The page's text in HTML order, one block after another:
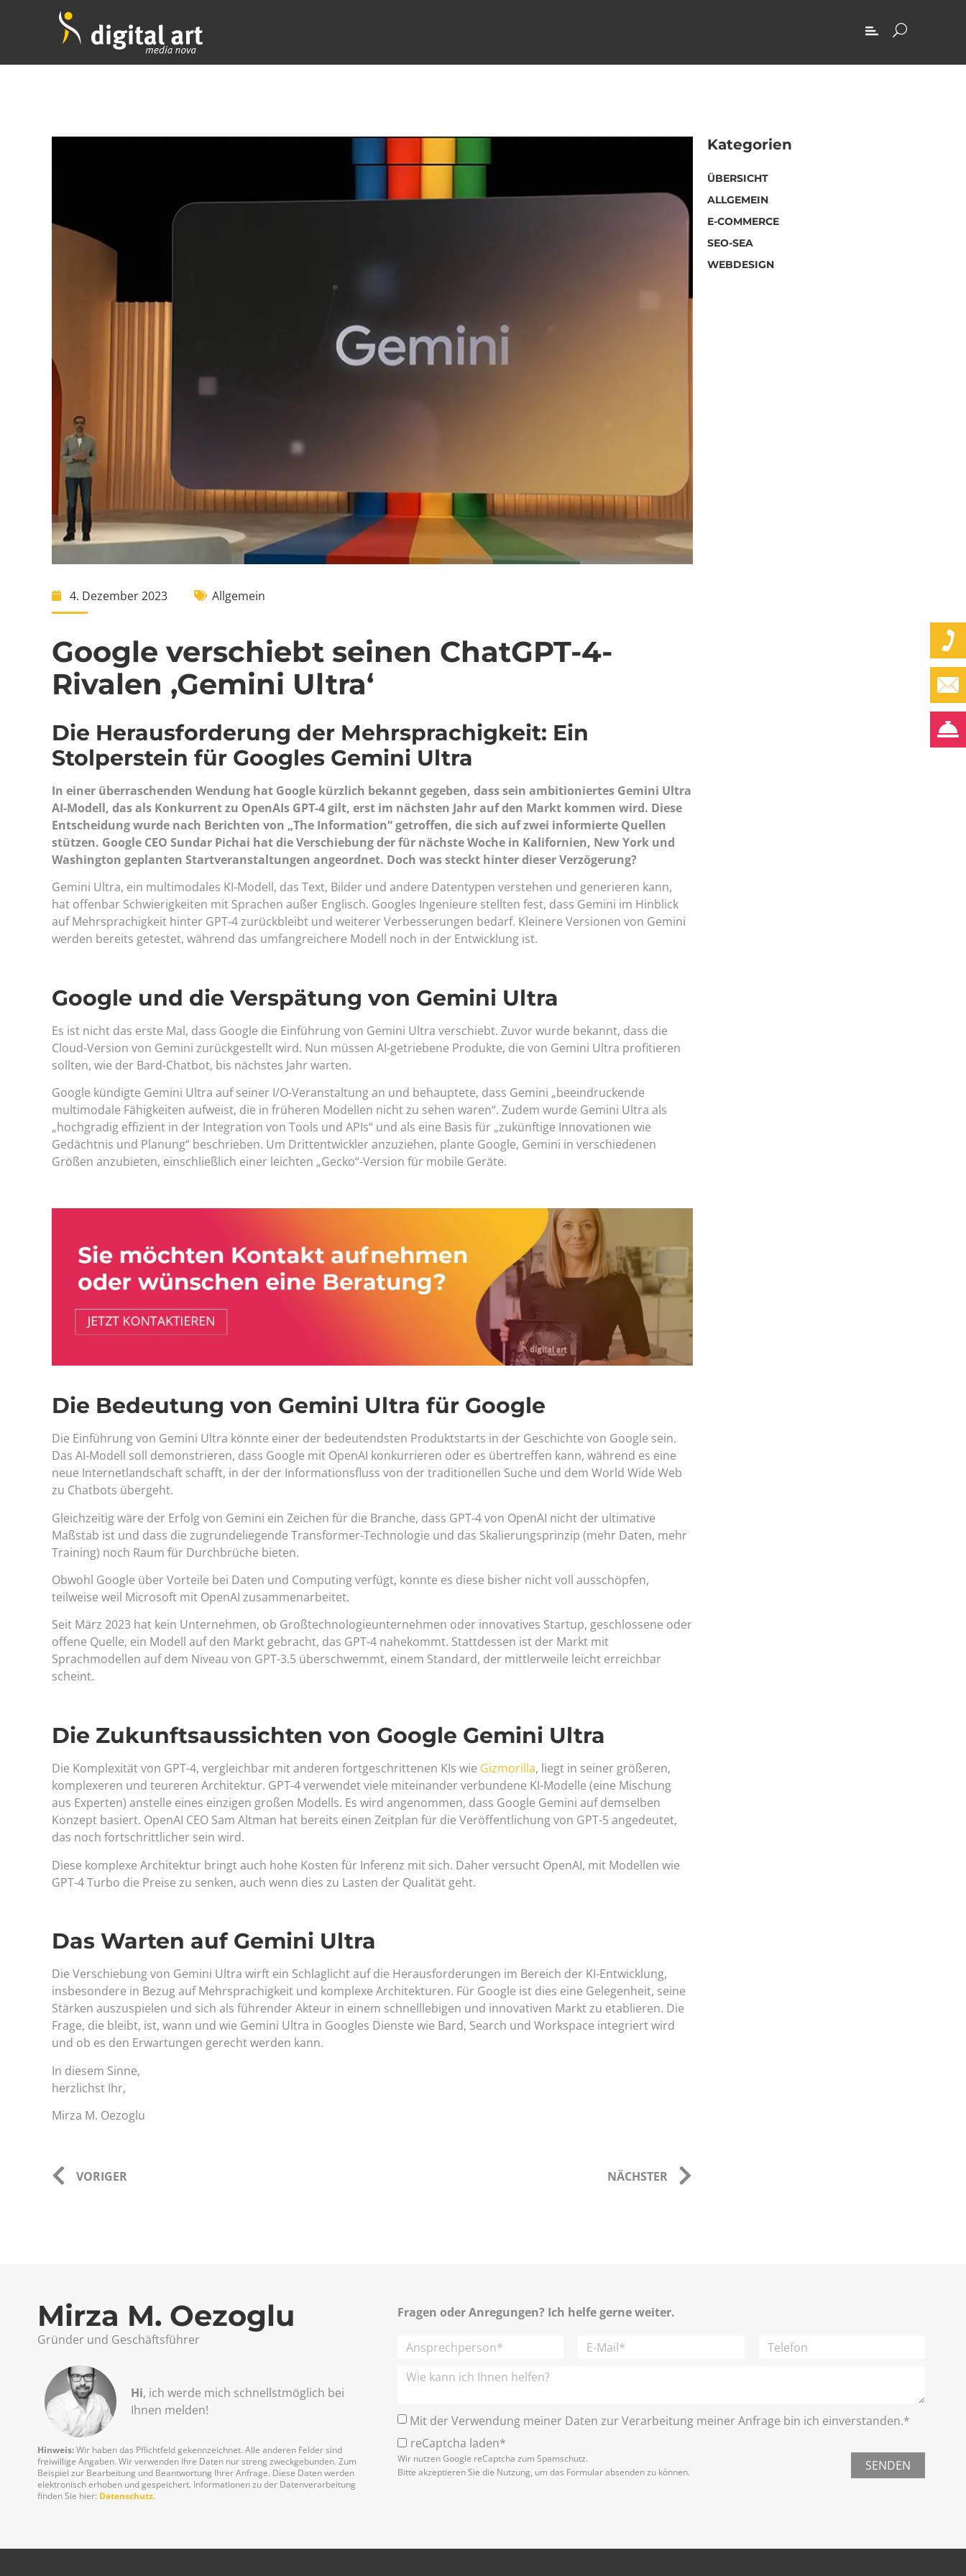
4. Dezember 2023 Allgemein
Google verschiebt seinen ChatGPT-4-
Rivalen ‚Gemini Ultra‘
Die Herausforderung der Mehrsprachigkeit: Ein
Stolperstein für Googles Gemini Ultra
In einer überraschenden Wendung hat Google kürzlich bekannt gegeben, dass sein ambitioniertes Gemini Ultra
AI-Modell, das als Konkurrent zu OpenAIs GPT-4 gilt, erst im nächsten Jahr auf den Markt kommen wird. Diese
Entscheidung wurde nach Berichten von „The Information“ getroffen, die sich auf zwei informierte Quellen
stützen. Google CEO Sundar Pichai hat die Verschiebung der für nächste Woche in Kalifornien, New York und
Washington geplanten Startveranstaltungen angeordnet. Doch was steckt hinter dieser Verzögerung?
Gemini Ultra, ein multimodales KI-Modell, das Text, Bilder und andere Datentypen verstehen und generieren kann,
hat offenbar Schwierigkeiten mit Sprachen außer Englisch. Googles Ingenieure stellten fest, dass Gemini im Hinblick
auf Mehrsprachigkeit hinter GPT-4 zurückbleibt und weiterer Verbesserungen bedarf. Kleinere Versionen von Gemini
werden bereits getestet, während das umfangreichere Modell noch in der Entwicklung ist.
Google und die Verspätung von Gemini Ultra
Es ist nicht das erste Mal, dass Google die Einführung von Gemini Ultra verschiebt. Zuvor wurde bekannt, dass die
Cloud-Version von Gemini zurückgestellt wird. Nun müssen AI-getriebene Produkte, die von Gemini Ultra profitieren
sollten, wie der Bard-Chatbot, bis nächstes Jahr warten.
Google kündigte Gemini Ultra auf seiner I/O-Veranstaltung an und behauptete, dass Gemini „beeindruckende
multimodale Fähigkeiten aufweist, die in früheren Modellen nicht zu sehen waren“. Zudem wurde Gemini Ultra als
„hochgradig effizient in der Integration von Tools und APIs“ und als eine Basis für „zukünftige Innovationen wie
Gedächtnis und Planung“ beschrieben. Um Drittentwickler anzuziehen, plante Google, Gemini in verschiedenen
Größen anzubieten, einschließlich einer leichten „Gecko“-Version für mobile Geräte.
Die Bedeutung von Gemini Ultra für Google
Die Einführung von Gemini Ultra könnte einer der bedeutendsten Produktstarts in der Geschichte von Google sein.
Das AI-Modell soll demonstrieren, dass Google mit OpenAI konkurrieren oder es übertreffen kann, während es eine
neue Internetlandschaft schafft, in der der Informationsfluss von der traditionellen Suche und dem World Wide Web
zu Chatbots übergeht.
Gleichzeitig wäre der Erfolg von Gemini ein Zeichen für die Branche, dass GPT-4 von OpenAI nicht der ultimative
Maßstab ist und dass die zugrundeliegende Transformer-Technologie und das Skalierungsprinzip (mehr Daten, mehr
Training) noch Raum für Durchbrüche bieten.
Obwohl Google über Vorteile bei Daten und Computing verfügt, konnte es diese bisher nicht voll ausschöpfen,
teilweise weil Microsoft mit OpenAI zusammenarbeitet.
Seit März 2023 hat kein Unternehmen, ob Großtechnologieunternehmen oder innovatives Startup, geschlossene oder
offene Quelle, ein Modell auf den Markt gebracht, das GPT-4 nahekommt. Stattdessen ist der Markt mit
Sprachmodellen auf dem Niveau von GPT-3.5 überschwemmt, einem Standard, der mittlerweile leicht erreichbar
scheint.
Die Zukunftsaussichten von Google Gemini Ultra
Die Komplexität von GPT-4, vergleichbar mit anderen fortgeschrittenen KIs wie Gizmorilla, liegt in seiner größeren,
komplexeren und teureren Architektur. GPT-4 verwendet viele miteinander verbundene KI-Modelle (eine Mischung
aus Experten) anstelle eines einzigen großen Modells. Es wird angenommen, dass Google Gemini auf demselben
Konzept basiert. OpenAI CEO Sam Altman hat bereits einen Zeitplan für die Veröffentlichung von GPT-5 angedeutet,
das noch fortschrittlicher sein wird.
Diese komplexe Architektur bringt auch hohe Kosten für Inferenz mit sich. Daher versucht OpenAI, mit Modellen wie
GPT-4 Turbo die Preise zu senken, auch wenn dies zu Lasten der Qualität geht.
Das Warten auf Gemini Ultra
Die Verschiebung von Gemini Ultra wirft ein Schlaglicht auf die Herausforderungen im Bereich der KI-Entwicklung,
insbesondere in Bezug auf Mehrsprachigkeit und komplexe Architekturen. Für Google ist dies eine Gelegenheit, seine
Stärken auszuspielen und sich als führender Akteur in einem schnelllebigen und innovativen Markt zu etablieren. Die
Frage, die bleibt, ist, wann und wie Gemini Ultra in Googles Dienste wie Bard, Search und Workspace integriert wird
und ob es den Erwartungen gerecht werden kann.
In diesem Sinne,
herzlichst Ihr,
Mirza M. Oezoglu
VORIGER NÄCHSTER
Kategorien
ÜBERSICHT
ALLGEMEIN
E-COMMERCE
SEO-SEA
WEBDESIGN
Mirza M. Oezoglu
Gründer und Geschäftsführer
Hi, ich werde mich schnellst­möglich bei
Ihnen melden!
Hinweis:Wir haben das Pflichtfeld gekennzeichnet. Alle anderen Felder sind
freiwillige Angaben. Wir verwenden Ihre Daten nur streng zweckgebunden. Zum
Beispiel zur Bearbeitung und Beantwortung Ihrer Anfrage. Diese Daten werden
elektronisch erhoben und gespeichert. Informationen zu der Datenverarbeitung
finden Sie hier: Datenschutz.
Fragen oder Anregungen? Ich helfe gerne weiter.
Mit der Verwendung meiner Daten zur Verarbeitung meiner Anfrage bin ich einverstanden.*
reCaptcha laden*
Wir nutzen Google reCaptcha zum Spamschutz.
Bitte akzeptieren Sie die Nutzung, um das Formular absenden zu können.
SENDEN